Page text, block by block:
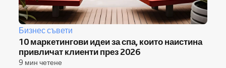
Бизнес съвети
10 маркетингови идеи за спа, които наистина
привличат клиенти през 2026
9 мин четене